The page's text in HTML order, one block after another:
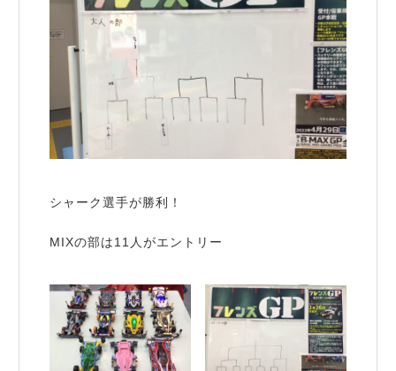
シャーク選手が勝利！
MIXの部は11人がエントリー